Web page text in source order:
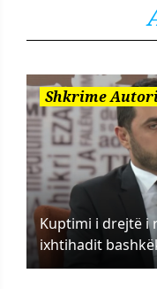
Shkrime
Kuptimi i drejtë i
ixhtihadit